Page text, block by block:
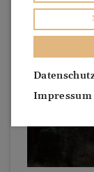
Impressum